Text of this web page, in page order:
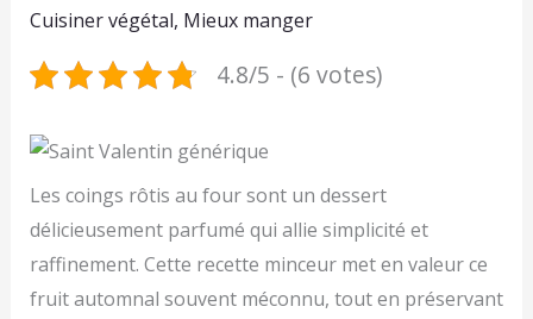
Cuisiner végétal, Mieux manger
4.8/5 - (6 votes)
Les coings rôtis au four sont un dessert
délicieusement parfumé qui allie simplicité et
raffinement. Cette recette minceur met en valeur ce
fruit automnal souvent méconnu, tout en préservant